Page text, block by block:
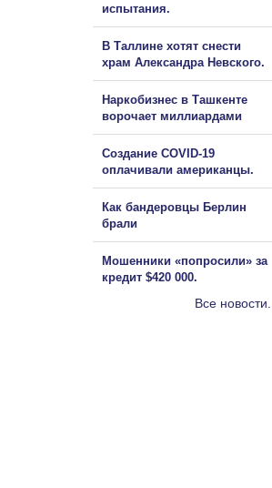
испытания.
В Таллине хотят снести
храм Александра Невского.
Наркобизнес в Ташкенте
ворочает миллиардами
Создание COVID-19
оплачивали американцы.
Как бандеровцы Берлин
брали
Мошенники «попросили» за
кредит $420 000.
Все новости...